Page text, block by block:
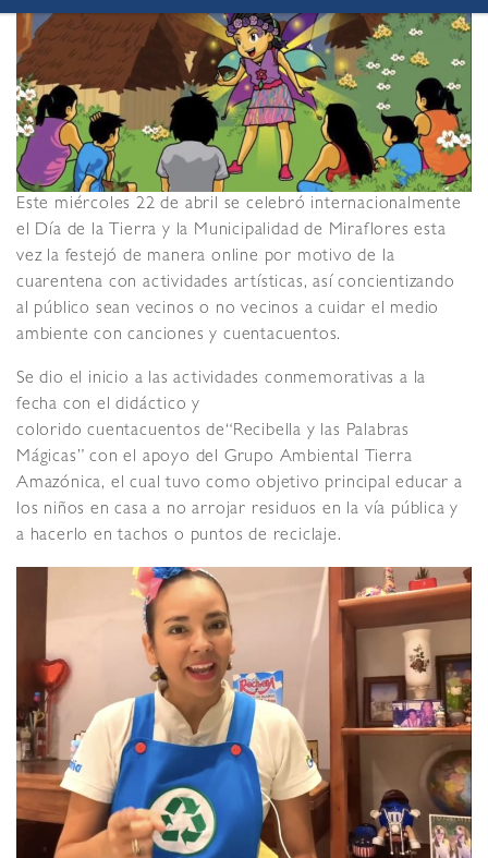
Este miércoles 22 de abril se celebró internacionalmente
el Día de la Tierra y la Municipalidad de Miraflores esta
vez la festejó de manera online por motivo de la
cuarentena con actividades artísticas, así concientizando
al público sean vecinos o no vecinos a cuidar el medio
ambiente con canciones y cuentacuentos.
Se dio el inicio a las actividades conmemorativas a la
fecha con el didáctico y
colorido cuentacuentos de“Recibella y las Palabras
Mágicas” con el apoyo del Grupo Ambiental Tierra
Amazónica, el cual tuvo como objetivo principal educar a
los niños en casa a no arrojar residuos en la vía pública y
a hacerlo en tachos o puntos de reciclaje.